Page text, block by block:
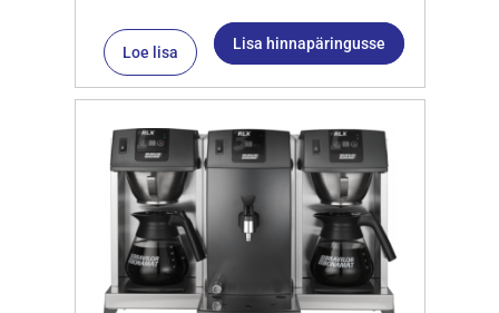
Loe lisa Lisa hinnapäringusse